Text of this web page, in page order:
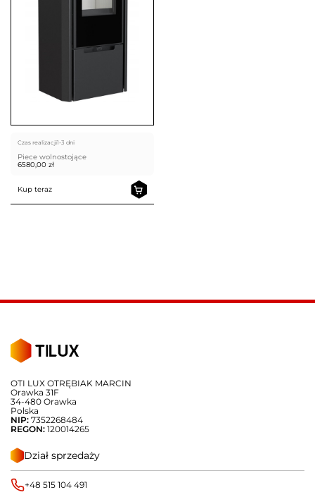
Czas realizacji1-3 dni
Piece wolnostojące
6580,00 zł
Kup teraz
OTI LUX OTRĘBIAK MARCIN
Orawka 31F
34-480 Orawka
Polska
NIP: 7352268484
REGON: 120014265
Dział sprzedaży
+48 515 104 491